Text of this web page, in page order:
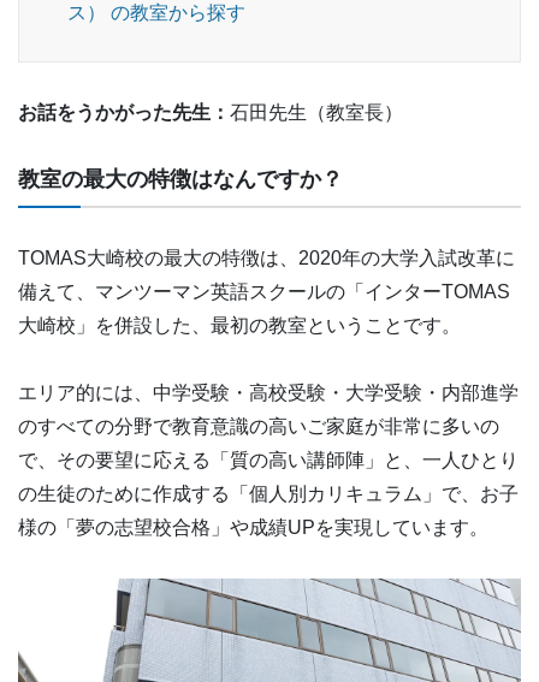
ス） の教室から探す
お話をうかがった先生： 石田先生（教室長）
教室の最大の特徴はなんですか？
TOMAS大崎校の最大の特徴は、2020年の大学入試改革に
備えて、マンツーマン英語スクールの「インターTOMAS
大崎校」を併設した、最初の教室ということです。
エリア的には、中学受験・高校受験・大学受験・内部進学
のすべての分野で教育意識の高いご家庭が非常に多いの
で、その要望に応える「質の高い講師陣」と、一人ひとり
の生徒のために作成する「個人別カリキュラム」で、お子
様の「夢の志望校合格」や成績UPを実現しています。